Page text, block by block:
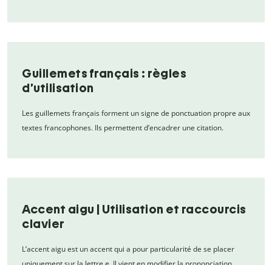
Guillemets français : règles
d’utilisation
Les guillemets français forment un signe de ponctuation propre aux
textes francophones. Ils permettent d’encadrer une citation.
Accent aigu | Utilisation et raccourcis
clavier
L’accent aigu est un accent qui a pour particularité de se placer